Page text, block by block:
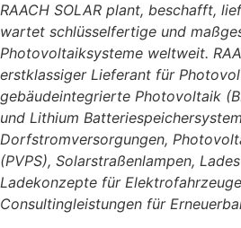
RAACH SOLAR plant, beschafft,
wartet schlüsselfertige und
Photovoltaiksysteme weltweit.
erstklassiger Lieferant für
gebäudeintegrierte Photovoltaik
und Lithium
Dorfstromversorgungen,
(PVPS), Solarstraßenlampen,
Ladekonzepte für
Consultingleistungen für